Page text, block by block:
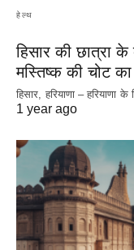
हेल्थ
हिसार की छात्रा के
मस्तिष्क की चोट
हिसार, हरियाणा – हरियाणा
1 year ago